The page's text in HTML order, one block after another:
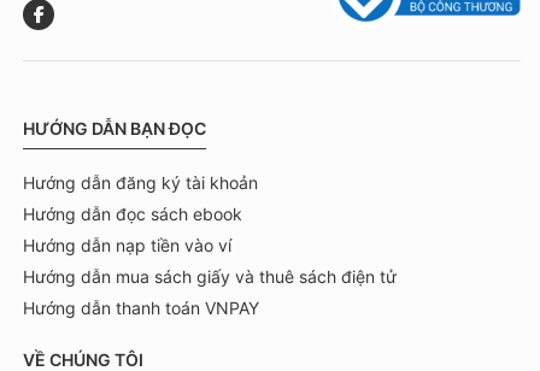
HƯỚNG DẪN BẠN ĐỌC
Hướng dẫn đăng ký tài khoản
Hướng dẫn đọc sách ebook
Hướng dẫn nạp tiền vào ví
Hướng dẫn mua sách giấy và thuê sách điện tử
Hướng dẫn thanh toán VNPAY
VỀ CHÚNG TÔI